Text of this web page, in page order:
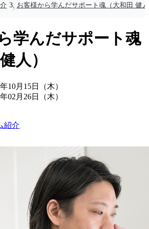
お客様から学んだサポート魂（大和田 健
学んだサポート魂
人）
10月15日（木）
02月26日（木）
紹介